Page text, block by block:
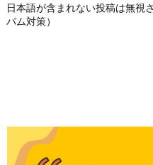
日本語が含まれない投稿は無視
パム対策）